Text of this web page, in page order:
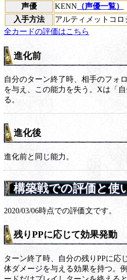
声優
KENN （声優一覧）
入手方法
アルティメットコロ
全カードの評価はこちら
進化前
自分のターン終了時、相手のフォ
を与え、この能力を失う。Xは「
る。
進化後
進化前と同じ能力。
構築戦での評価と使
2020/03/06時点での評価文です。
残りPPに応じて効果発動
ターン終了時、自分の残りPPに応
体ダメージを与える効果を持つ。